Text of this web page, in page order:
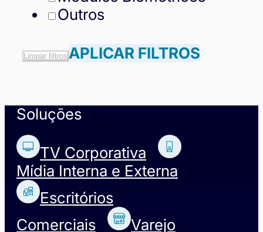
Outros
Limpar filtros APLICAR FILTROS
Soluções
TV Corporativa
Mídia Interna e Externa
Escritórios
Comerciais
Varejo